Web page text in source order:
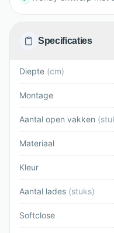
Specificaties
Diepte (cm)
Montage
Aantal open vakken (
Materiaal
Kleur
Aantal lades (stuks)
Softclose